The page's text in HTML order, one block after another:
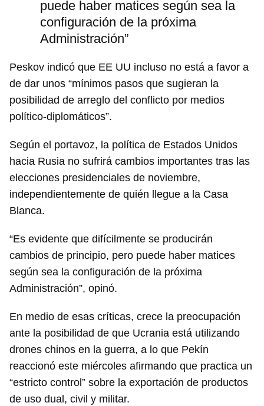
puede haber matices según sea la
configuración de la próxima
Administración”
Peskov indicó que EE UU incluso no está a favor a
de dar unos “mínimos pasos que sugieran la
posibilidad de arreglo del conflicto por medios
político-diplomáticos”.
Según el portavoz, la política de Estados Unidos
hacia Rusia no sufrirá cambios importantes tras las
elecciones presidenciales de noviembre,
independientemente de quién llegue a la Casa
Blanca.
“Es evidente que difícilmente se producirán
cambios de principio, pero puede haber matices
según sea la configuración de la próxima
Administración”, opinó.
En medio de esas críticas, crece la preocupación
ante la posibilidad de que Ucrania está utilizando
drones chinos en la guerra, a lo que Pekín
reaccionó este miércoles afirmando que practica un
“estricto control” sobre la exportación de productos
de uso dual, civil y militar.